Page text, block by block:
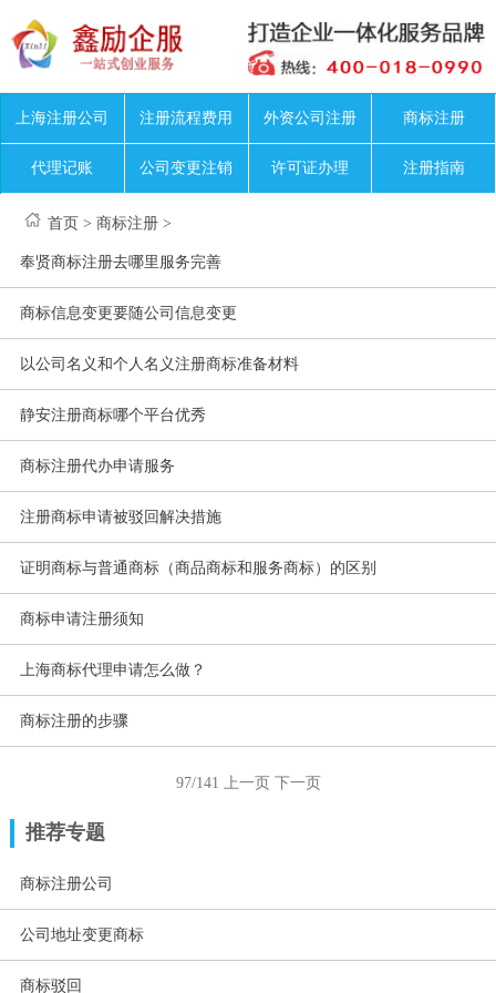
上海注册公司 注册流程费用 外资公司注册 商标注册
代理记账 公司变更注销 许可证办理 注册指南
首页 >商标注册 >
奉贤商标注册去哪里服务完善
商标信息变更要随公司信息变更
以公司名义和个人名义注册商标准备材料
静安注册商标哪个平台优秀
商标注册代办申请服务
注册商标申请被驳回解决措施
证明商标与普通商标（商品商标和服务商标）的区别
商标申请注册须知
上海商标代理申请怎么做？
商标注册的步骤
97/141 上一页 下一页
推荐专题
商标注册公司
公司地址变更商标
商标驳回